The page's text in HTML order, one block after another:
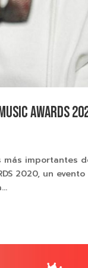
AWARDS
importantes
2020, un